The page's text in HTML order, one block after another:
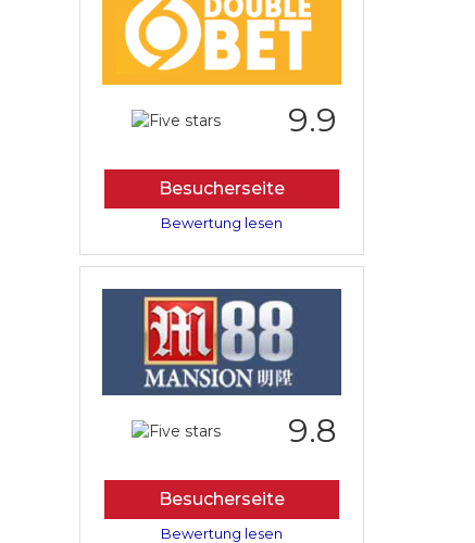
9.9
Besucherseite
Bewertung lesen
9.8
Besucherseite
Bewertung lesen